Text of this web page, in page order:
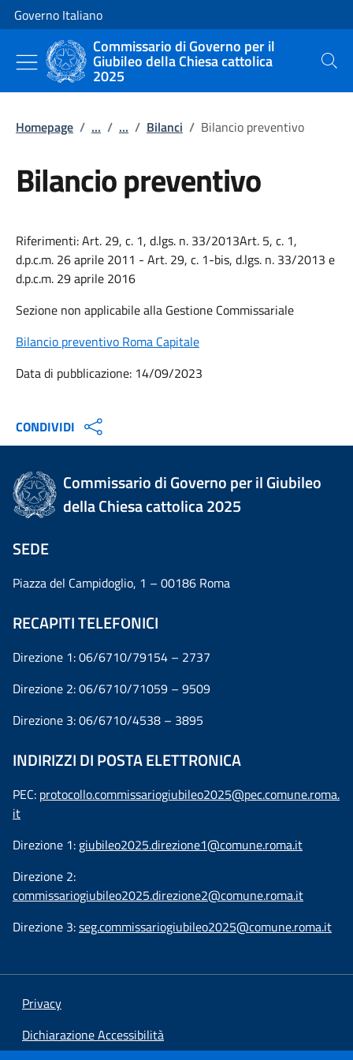
Vai al contenuto
Vai alla navigazione del sito
Governo Italiano
Commissario di Governo per il
Giubileo della Chiesa cattolica
2025 Cerca
Homepage / ... / ... / Bilanci / Bilancio preventivo
Bilancio preventivo
Riferimenti: Art. 29, c. 1, d.lgs. n. 33/2013Art. 5, c. 1,
d.p.c.m. 26 aprile 2011 - Art. 29, c. 1-bis, d.lgs. n. 33/2013 e
d.p.c.m. 29 aprile 2016
Sezione non applicabile alla Gestione Commissariale
Bilancio preventivo Roma Capitale
Data di pubblicazione: 14/09/2023
CONDIVIDI
Commissario di Governo per il Giubileo
della Chiesa cattolica 2025
SEDE
Piazza del Campidoglio, 1 – 00186 Roma
RECAPITI TELEFONICI
Direzione 1: 06/6710/79154 – 2737
Direzione 2: 06/6710/71059 – 9509
Direzione 3: 06/6710/4538 – 3895
INDIRIZZI DI POSTA ELETTRONICA
PEC: protocollo.commissariogiubileo2025@pec.comune.roma.
it
Direzione 1: giubileo2025.direzione1@comune.roma.it
Direzione 2:
commissariogiubileo2025.direzione2@comune.roma.it
Direzione 3:seg.commissariogiubileo2025@comune.roma.it
Privacy
Dichiarazione Accessibilità